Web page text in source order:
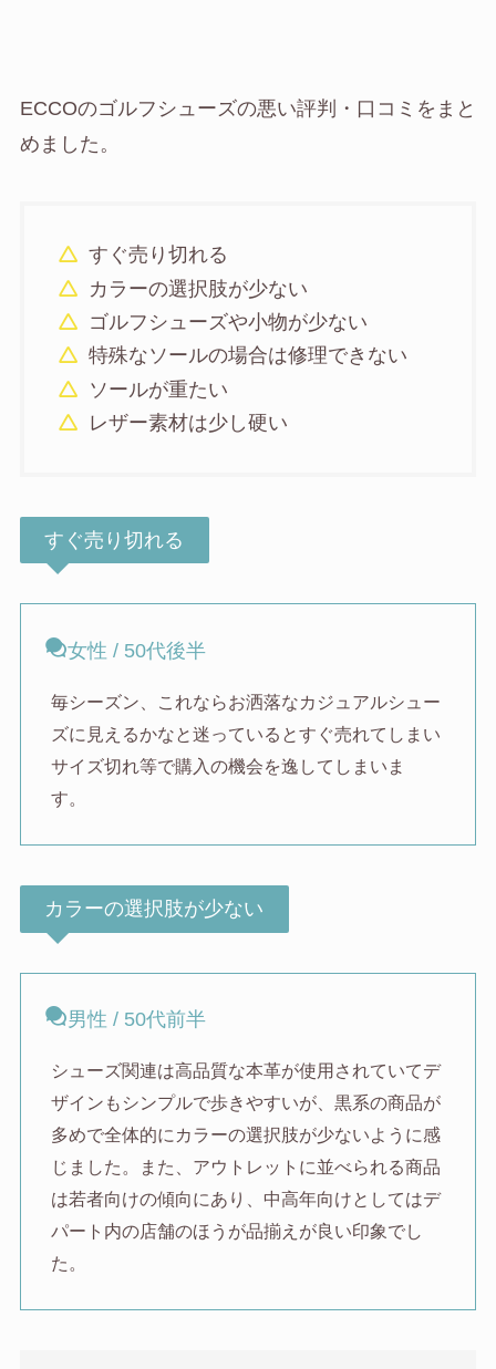
ECCOのゴルフシューズの悪い評判・口コミをまと
めました。
すぐ売り切れる
カラーの選択肢が少ない
ゴルフシューズや小物が少ない
特殊なソールの場合は修理できない
ソールが重たい
レザー素材は少し硬い
すぐ売り切れる
女性 / 50代後半
毎シーズン、これならお洒落なカジュアルシュー
ズに見えるかなと迷っているとすぐ売れてしまい
サイズ切れ等で購入の機会を逸してしまいま
す。
カラーの選択肢が少ない
男性 / 50代前半
シューズ関連は高品質な本革が使用されていてデ
ザインもシンプルで歩きやすいが、黒系の商品が
多めで全体的にカラーの選択肢が少ないように感
じました。また、アウトレットに並べられる商品
は若者向けの傾向にあり、中高年向けとしてはデ
パート内の店舗のほうが品揃えが良い印象でし
た。